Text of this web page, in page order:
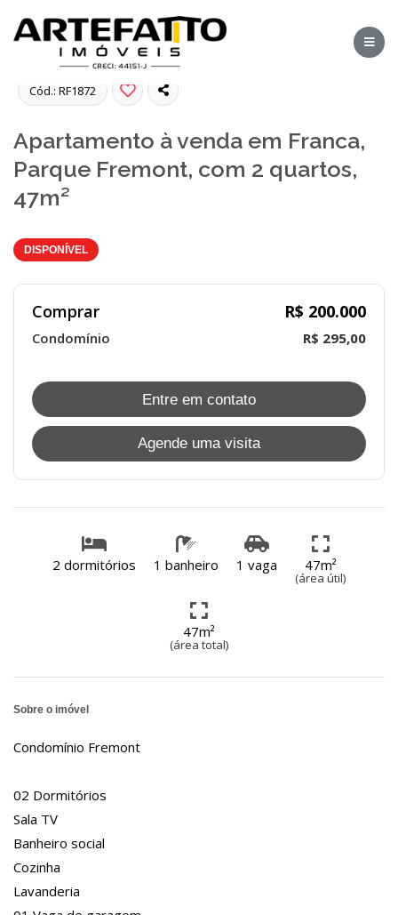
Cód.: RF1872
Apartamento à venda em Franca,
Parque Fremont, com 2 quartos,
47m²
DISPONÍVEL
Comprar R$ 200.000
Condomínio R$ 295,00
Entre em contato
Agende uma visita
2 dormitórios 1 banheiro 1 vaga 47m²
(área útil)
47m²
(área total)
Sobre o imóvel
Condomínio Fremont
02 Dormitórios
Sala TV
Banheiro social
Cozinha
Lavanderia